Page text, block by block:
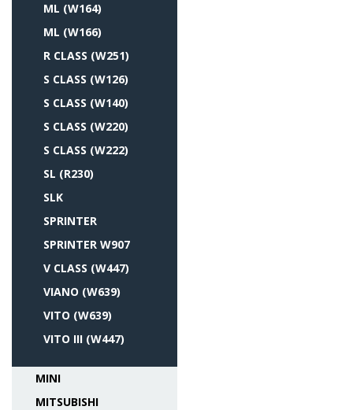
ML (W164)
ML (W166)
R CLASS (W251)
S CLASS (W126)
S CLASS (W140)
S CLASS (W220)
S CLASS (W222)
SL (R230)
SLK
SPRINTER
SPRINTER W907
V CLASS (W447)
VIANO (W639)
VITO (W639)
VITO III (W447)
MINI
MITSUBISHI